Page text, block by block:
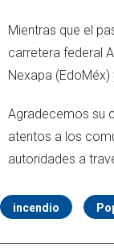
Mientras que el
carretera federal
Nexapa (EdoMéx)
Agradecemos su
atentos a los
autoridades a
incendio